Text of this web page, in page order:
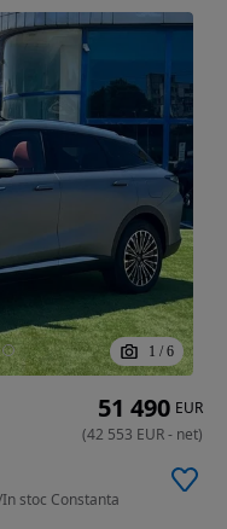
1 / 6
stoc Constanta
51 490 EUR
(42 553 EUR- net)